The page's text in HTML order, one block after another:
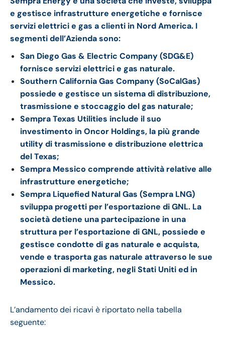
e gestisce infrastrutture energetiche e fornisce
servizi elettrici e gas a clienti in Nord America. I
segmenti dell’Azienda sono:
San Diego Gas & Electric Company (SDG&E)
fornisce servizi elettrici e gas naturale.
Southern California Gas Company (SoCalGas)
possiede e gestisce un sistema di distribuzione,
trasmissione e stoccaggio del gas naturale;
Sempra Texas Utilities include il suo
investimento in Oncor Holdings, la più grande
utility di trasmissione e distribuzione elettrica
del Texas;
Sempra Messico comprende attività relative alle
infrastrutture energetiche;
Sempra Liquefied Natural Gas (Sempra LNG)
sviluppa progetti per l’esportazione di GNL. La
società detiene una partecipazione in una
struttura per l’esportazione di GNL, possiede e
gestisce condotte di gas naturale e acquista,
vende e trasporta gas naturale attraverso le sue
operazioni di marketing, negli Stati Uniti ed in
Messico.
L’andamento dei ricavi è riportato nella tabella
seguente: